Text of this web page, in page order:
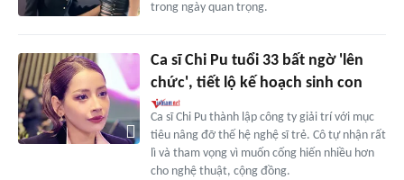
trong ngày quan trọng.
Ca sĩ Chi Pu tuổi 33 bất ngờ 'lên
chức', tiết lộ kế hoạch sinh con
Ca sĩ Chi Pu thành lập công ty giải trí với mục
tiêu nâng đỡ thế hệ nghệ sĩ trẻ. Cô tự nhận rất
lì và tham vọng vì muốn cống hiến nhiều hơn
cho nghệ thuật, cộng đồng.